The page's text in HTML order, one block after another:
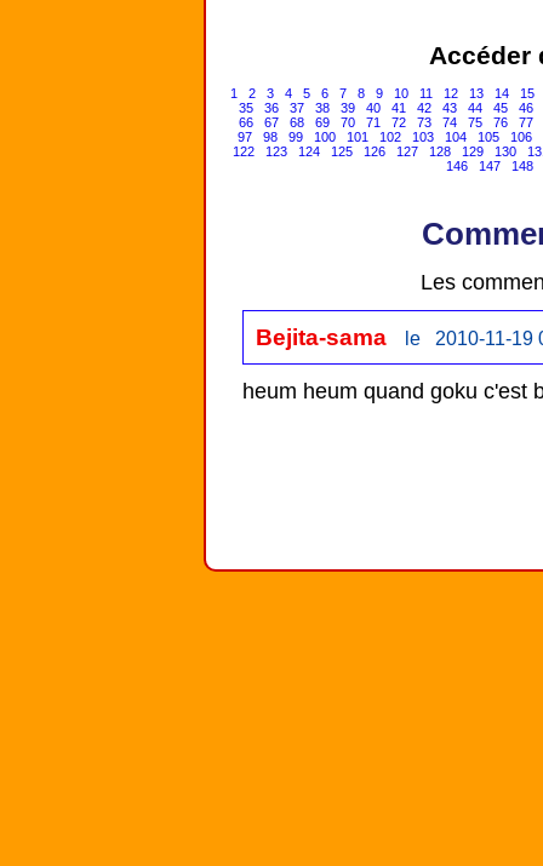
Accéder
1 2 3 4 5 6 7 8 9 10 11 12 13 14
15
35
36 37 38 39 40 41 42 43 44 45
46
66
67 68 69 70 71 72 73 74 75 76
77
97
98 99 100 101 102 103 104 105
106
122
123 124 125 126 127 128 129 130
146
147 148
Les
Bejita-sama le 2010-11-19
heum heum quand goku c'est